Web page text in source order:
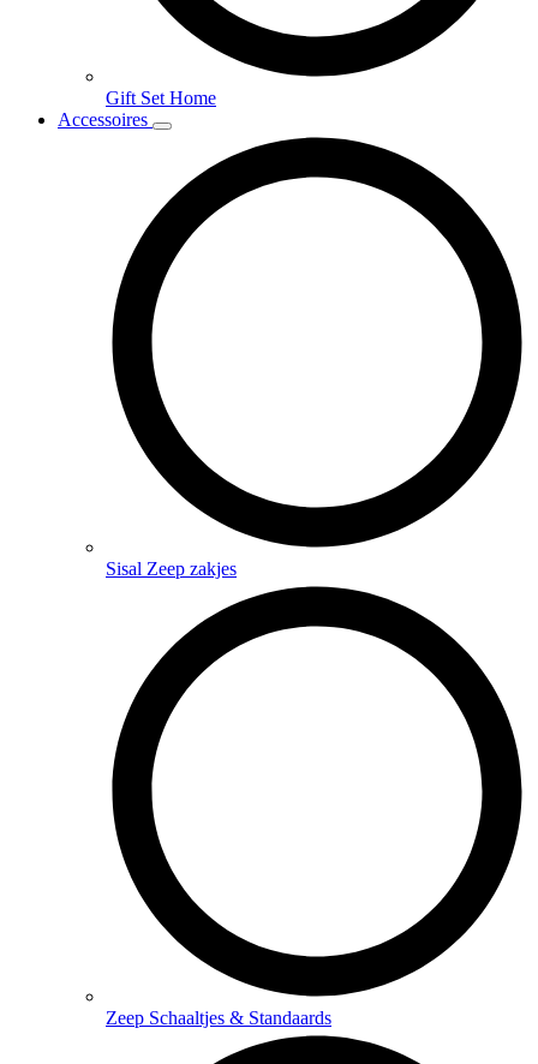
Gift Set Home
Accessoires
Sisal Zeep zakjes
Zeep Schaaltjes & Standaards